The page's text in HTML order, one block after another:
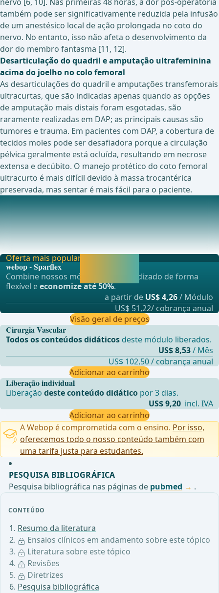
CONTEÚDO
Resumo da literatura
Ensaios clínicos em andamento sobre este tópico
Literatura sobre este tópico
Revisões
Diretrizes
Pesquisa bibliográfica
também pode ser significativamente reduzida pela infusão
de um anestésico local de ação prolongada no coto do
nervo. No entanto, isso não afeta o desenvolvimento da
dor do membro fantasma [11, 12].
Desarticulação do quadril e amputação ultrafeminina
acima do joelho no colo femoral
As desarticulações do quadril e amputações transfemorais
ultracurtas, que são indicadas apenas quando as opções
de amputação mais distais foram esgotadas, são
raramente realizadas em DAP; as principais causas são
tumores e trauma. Em pacientes com DAP, a cobertura de
tecidos moles pode ser desafiadora porque a circulação
pélvica geralmente está ocluída, resultando em necrose
extensa e decúbito. O manejo protético do coto femoral
ultracurto é mais difícil devido à massa trocantérica
preservada, mas sentar é mais fácil para o paciente.
Ensaios clínicos em andamento sobre este tópico
Dor em Amputados Transfemoral e Transtibial
(AMPUPHANTOM)Impacto de um Protocolo de Via de
Amputaçã
Liberação individual
Liberaçãodeste conteúdo didático por 3 dias.
US$ 9,20 incl. IVA
Adicionar ao carrinho
Oferta mais popular
webop - Sparflex
Combine nossos módulos de aprendizado de forma
flexível eeconomize até 50%.
a partir de US$ 4,26/ Módulo
US$ 51,22/ cobrança anual
Visão geral de preços
Cirurgia Vascular
Todos os conteúdos didáticos deste módulo liberados.
US$ 8,53/ Mês
US$ 102,50 / cobrança anual
Adicionar ao carrinho
A Webop é comprometida com o ensino. Por isso,
oferecemos todo o nosso conteúdo também com
uma tarifa justa para estudantes.
PESQUISA BIBLIOGRÁFICA
Pesquisa bibliográfica nas páginas de pubmed .